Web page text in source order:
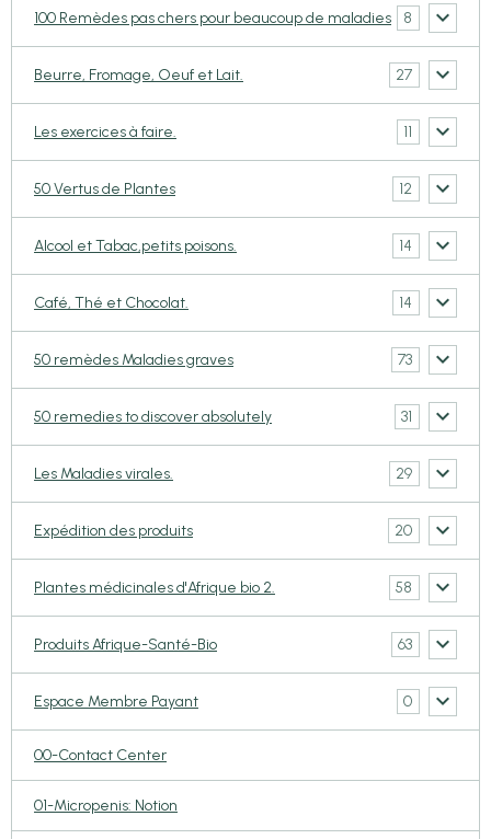
100 Remèdes pas chers pour beaucoup de maladies 8
Beurre, Fromage, Oeuf et Lait. 27
Les exercices à faire. 11
50 Vertus de Plantes 12
Alcool et Tabac,petits poisons. 14
Café, Thé et Chocolat. 14
50 remèdes Maladies graves 73
50 remedies to discover absolutely 31
Les Maladies virales. 29
Expédition des produits 20
Plantes médicinales d'Afrique bio 2. 58
Produits Afrique-Santé-Bio 63
Espace Membre Payant 0
00-Contact Center
01-Micropenis: Notion